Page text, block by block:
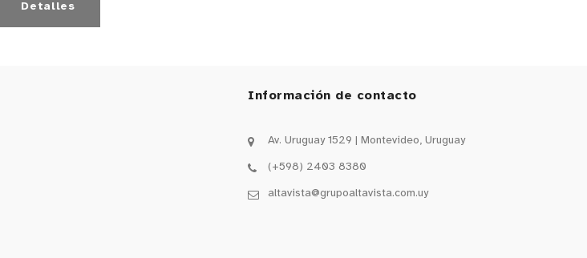
Detalles
Información de contacto
Av. Uruguay 1529 | Montevideo, Uruguay
(+598) 2403 8380
altavista@grupoaltavista.com.uy